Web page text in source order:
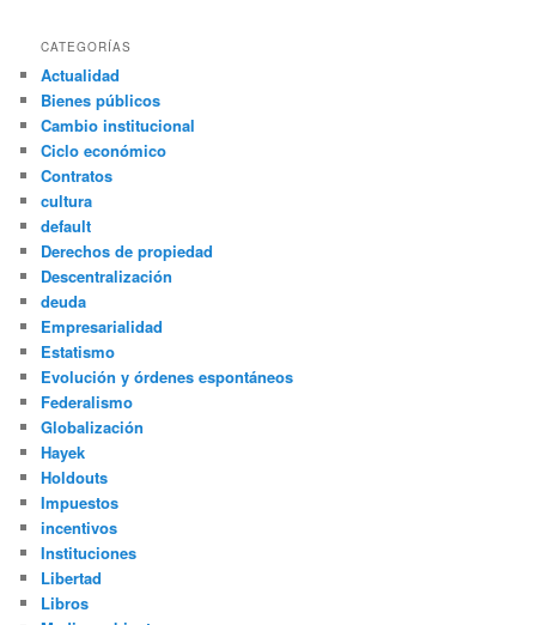
CATEGORÍAS
Actualidad
Bienes públicos
Cambio institucional
Ciclo económico
Contratos
cultura
default
Derechos de propiedad
Descentralización
deuda
Empresarialidad
Estatismo
Evolución y órdenes espontáneos
Federalismo
Globalización
Hayek
Holdouts
Impuestos
incentivos
Instituciones
Libertad
Libros